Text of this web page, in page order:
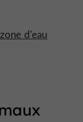
d'eau